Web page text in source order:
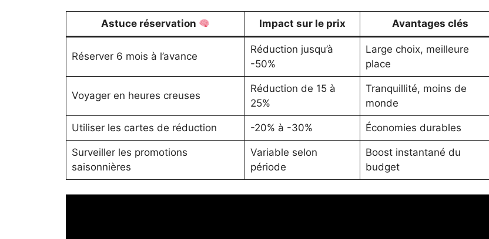
Astuce réservation Impact sur le prix Avantages clés
Réserver 6 mois à l’avance
Réduction jusqu’à
-50%
Large choix, meilleure
place
Voyager en heures creuses
Réduction de 15 à
25%
Tranquillité, moins de
monde
Utiliser les cartes de réduction -20% à -30% Économies durables
Surveiller les promotions
saisonnières
Variable selon
période
Boost instantané du
budget